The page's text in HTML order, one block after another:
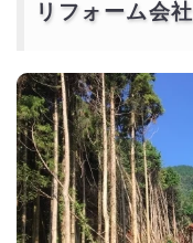
リフォーム会